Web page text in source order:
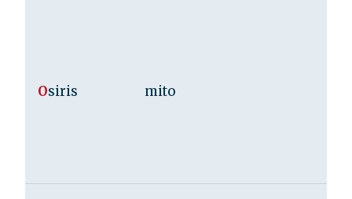
Osiris mito